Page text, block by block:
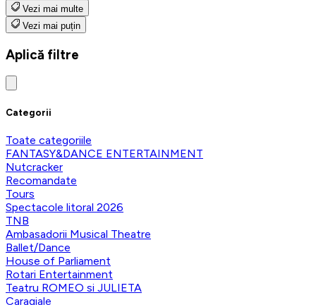
Vezi mai multe
Vezi mai puțin
Aplică filtre
Categorii
Toate categoriile
FANTASY&DANCE ENTERTAINMENT
Nutcracker
Recomandate
Tours
Spectacole litoral 2026
TNB
Ambasadorii Musical Theatre
Ballet/Dance
House of Parliament
Rotari Entertainment
Teatru ROMEO si JULIETA
Caragiale